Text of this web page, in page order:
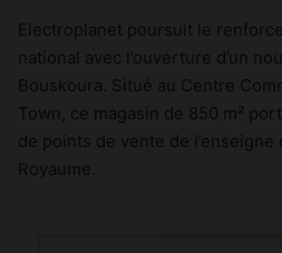
Electroplanet poursuit le
national avec l’ouverture d’un
Bouskoura. Situé au Centre
Town, ce magasin de 850 m²
de points de vente de l’enseigne
Royaume.